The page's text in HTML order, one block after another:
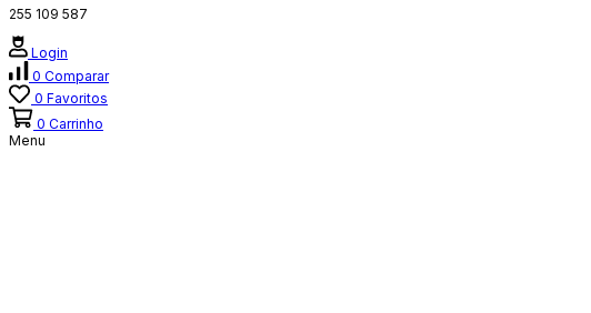
255 109 587
Login
0 Comparar
0 Favoritos
0 Carrinho
Menu